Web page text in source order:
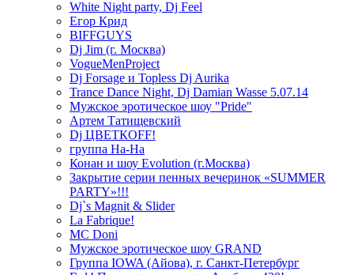
White Night party, Dj Feel
Егор Крид
BIFFGUYS
Dj Jim (г. Москва)
VogueMenProject
Dj Forsage и Topless Dj Aurika
Trance Dance Night, Dj Damian Wasse 5.07.14
Мужское эротическое шоу "Pride"
Артем Татищевский
Dj ЦВЕТКOFF!
группа На-На
Конан и шоу Evolution (г.Москва)
Закрытие серии пенных вечеринок «SUMMER
PARTY»!!!
Dj`s Magnit & Slider
La Fabrique!
MC Doni
Мужское эротическое шоу GRAND
Группа IOWA (Айова), г. Санкт-Петербург